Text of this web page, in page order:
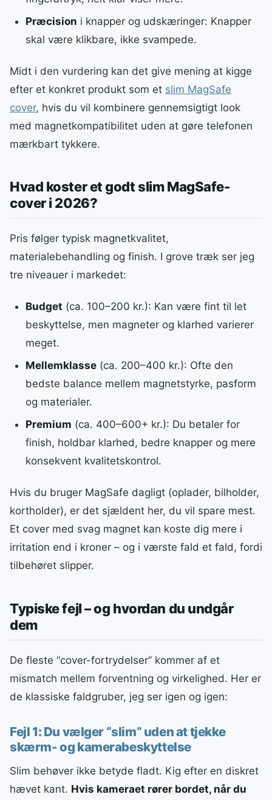
Præcision i knapper og udskæringer: Knapper
skal være klikbare, ikke svampede.
Midt i den vurdering kan det give mening at kigge
efter et konkret produkt som et slim MagSafe
cover, hvis du vil kombinere gennemsigtigt look
med magnetkompatibilitet uden at gøre telefonen
mærkbart tykkere.
Hvad koster et godt slim MagSafe-
cover i 2026?
Pris følger typisk magnetkvalitet,
materialebehandling og finish. I grove træk ser jeg
tre niveauer i markedet:
Budget (ca. 100–200 kr.): Kan være fint til let
beskyttelse, men magneter og klarhed varierer
meget.
Mellemklasse(ca. 200–400 kr.): Ofte den
bedste balance mellem magnetstyrke, pasform
og materialer.
Premium (ca. 400–600+ kr.): Du betaler for
finish, holdbar klarhed, bedre knapper og mere
konsekvent kvalitetskontrol.
Hvis du bruger MagSafe dagligt (oplader, bilholder,
kortholder), er det sjældent her, du vil spare mest.
Et cover med svag magnet kan koste dig mere i
irritation end i kroner – og i værste fald et fald, fordi
tilbehøret slipper.
Typiske fejl – og hvordan du undgår
dem
De fleste “cover-fortrydelser” kommer af et
mismatch mellem forventning og virkelighed. Her er
de klassiske faldgruber, jeg ser igen og igen:
Fejl 1: Du vælger “slim” uden at tjekke
skærm- og kamerabeskyttelse
Slim behøver ikke betyde fladt. Kig efter en diskret
hævet kant. Hvis kameraet rører bordet, når du